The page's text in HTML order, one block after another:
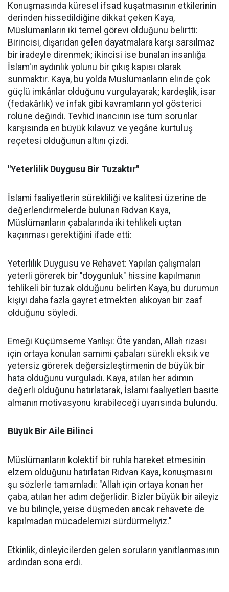
Konuşmasında küresel ifsad kuşatmasının etkilerinin
derinden hissedildiğine dikkat çeken Kaya,
Müslümanların iki temel görevi olduğunu belirtti:
Birincisi, dışarıdan gelen dayatmalara karşı sarsılmaz
bir iradeyle direnmek; ikincisi ise bunalan insanlığa
İslam'ın aydınlık yolunu bir çıkış kapısı olarak
sunmaktır. Kaya, bu yolda Müslümanların elinde çok
güçlü imkânlar olduğunu vurgulayarak; kardeşlik, isar
(fedakârlık) ve infak gibi kavramların yol gösterici
rolüne değindi. Tevhid inancının ise tüm sorunlar
karşısında en büyük kılavuz ve yegâne kurtuluş
reçetesi olduğunun altını çizdi.
"Yeterlilik Duygusu Bir Tuzaktır"
İslami faaliyetlerin sürekliliği ve kalitesi üzerine de
değerlendirmelerde bulunan Rıdvan Kaya,
Müslümanların çabalarında iki tehlikeli uçtan
kaçınması gerektiğini ifade etti:
Yeterlilik Duygusu ve Rehavet: Yapılan çalışmaları
yeterli görerek bir "doygunluk" hissine kapılmanın
tehlikeli bir tuzak olduğunu belirten Kaya, bu durumun
kişiyi daha fazla gayret etmekten alıkoyan bir zaaf
olduğunu söyledi.
Emeği Küçümseme Yanlışı: Öte yandan, Allah rızası
için ortaya konulan samimi çabaları sürekli eksik ve
yetersiz görerek değersizleştirmenin de büyük bir
hata olduğunu vurguladı. Kaya, atılan her adımın
değerli olduğunu hatırlatarak, İslami faaliyetleri basite
almanın motivasyonu kırabileceği uyarısında bulundu.
Büyük Bir Aile Bilinci
Müslümanların kolektif bir ruhla hareket etmesinin
elzem olduğunu hatırlatan Rıdvan Kaya, konuşmasını
şu sözlerle tamamladı: "Allah için ortaya konan her
çaba, atılan her adım değerlidir. Bizler büyük bir aileyiz
ve bu bilinçle, yeise düşmeden ancak rehavete de
kapılmadan mücadelemizi sürdürmeliyiz."
Etkinlik, dinleyicilerden gelen soruların yanıtlanmasının
ardından sona erdi.